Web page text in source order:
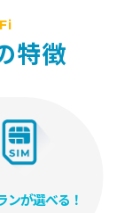
特徴
ンが選べる！